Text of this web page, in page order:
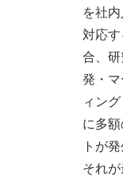
を社
対応
合、
発・
ィン
に多
トが発
それ